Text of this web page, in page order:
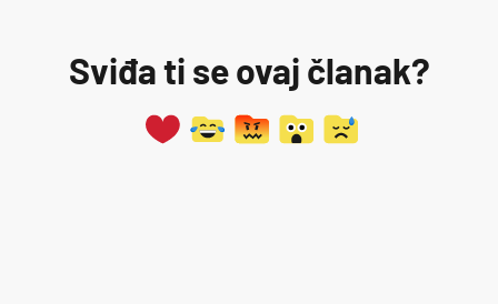
Sviđa ti se ovaj članak?